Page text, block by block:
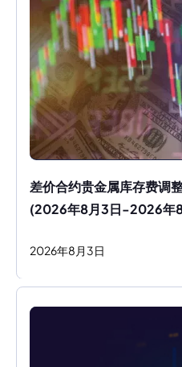
差价合约贵金属库存费调
(2026年8月3日-2026年
2026年8 月 3日